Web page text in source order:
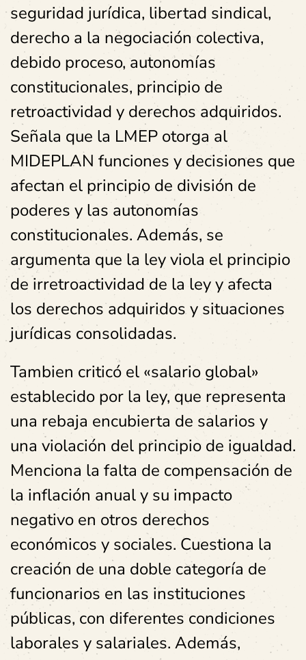
seguridad jurídica, libertad sindical,
derecho a la negociación colectiva,
debido proceso, autonomías
constitucionales, principio de
retroactividad y derechos adquiridos.
Señala que la LMEP otorga al
MIDEPLAN funciones y decisiones que
afectan el principio de división de
poderes y las autonomías
constitucionales. Además, se
argumenta que la ley viola el principio
de irretroactividad de la ley y afecta
los derechos adquiridos y situaciones
jurídicas consolidadas.
Tambien criticó el «salario global»
establecido por la ley, que representa
una rebaja encubierta de salarios y
una violación del principio de igualdad.
Menciona la falta de compensación de
la inflación anual y su impacto
negativo en otros derechos
económicos y sociales. Cuestiona la
creación de una doble categoría de
funcionarios en las instituciones
públicas, con diferentes condiciones
laborales y salariales. Además,